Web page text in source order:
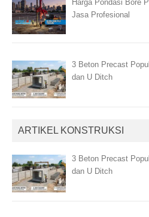
Harga Pondasi Bore
Jasa Profesional
3 Beton Precast
dan U Ditch
ARTIKEL KONSTRUKSI
3 Beton Precast
dan U Ditch